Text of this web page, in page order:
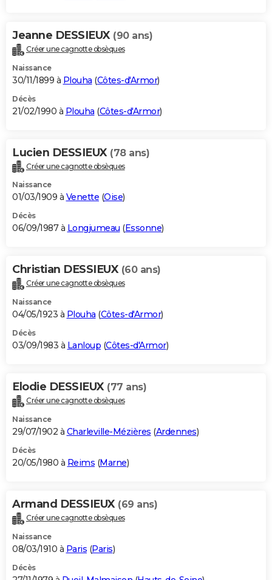
Jeanne DESSIEUX (90 ans)
Créer une cagnotte obsèques
Naissance
30/11/1899 à Plouha (Côtes-d'Armor)
Décès
21/02/1990 à Plouha (Côtes-d'Armor)
Lucien DESSIEUX (78 ans)
Créer une cagnotte obsèques
Naissance
01/03/1909 à Venette (Oise)
Décès
06/09/1987 à Longjumeau (Essonne)
Christian DESSIEUX (60 ans)
Créer une cagnotte obsèques
Naissance
04/05/1923 à Plouha (Côtes-d'Armor)
Décès
03/09/1983 à Lanloup (Côtes-d'Armor)
Elodie DESSIEUX (77 ans)
Créer une cagnotte obsèques
Naissance
29/07/1902 à Charleville-Mézières (Ardennes)
Décès
20/05/1980 à Reims (Marne)
Armand DESSIEUX (69 ans)
Créer une cagnotte obsèques
Naissance
08/03/1910 à Paris (Paris)
Décès